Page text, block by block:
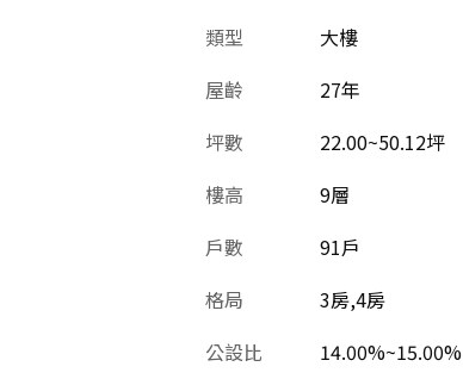
類型
大樓
屋齡
27年
坪數
22.00~50.12坪
樓高
9層
戶數
91戶
格局
3房,4房
公設比
14.00%~15.00%